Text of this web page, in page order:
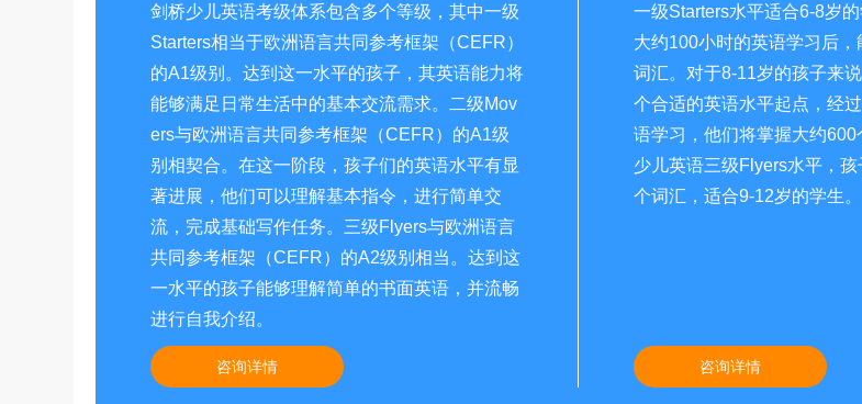
剑桥少儿英语考级体系包含多个等级，其中一级
Starters相当于欧洲语言共同参考框架（CEFR）
的A1级别。达到这一水平的孩子，其英语能力将
能够满足日常生活中的基本交流需求。二级Mov
ers与欧洲语言共同参考框架（CEFR）的A1级
别相契合。在这一阶段，孩子们的英语水平有显
著进展，他们可以理解基本指令，进行简单交
流，完成基础写作任务。三级Flyers与欧洲语言
共同参考框架（CEFR）的A2级别相当。达到这
一水平的孩子能够理解简单的书面英语，并流畅
进行自我介绍。
咨询详情
一级Starters水平适合6-8岁
大约100小时的英语学习后
词汇。对于8-11岁的孩子来
个合适的英语水平起点，经
语学习，他们将掌握大约600
少儿英语三级Flyers水平，
个词汇，适合9-12岁的学生。
咨询详情